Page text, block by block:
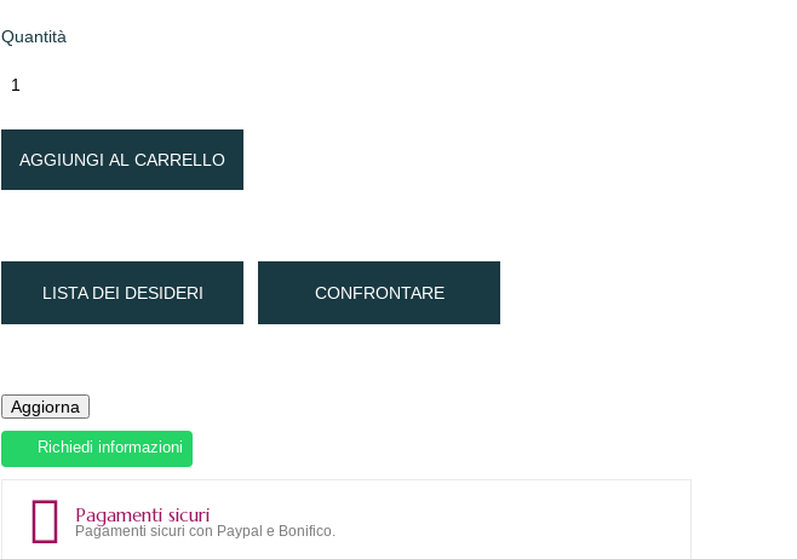
Quantità
AGGIUNGI AL CARRELLO
LISTA DEI DESIDERI CONFRONTARE
Richiedi informazioni
Pagamenti sicuri
Pagamenti sicuri con Paypal e Bonifico.